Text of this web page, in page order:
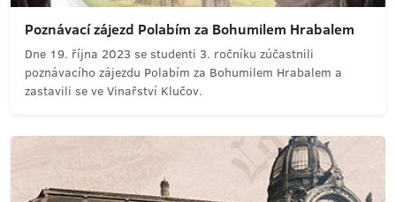
Poznávací zájezd Polabím za Bohumilem Hrabalem
Dne 19. října 2023 se studenti 3. ročníku zúčastnili
poznávacího zájezdu Polabím za Bohumilem Hrabalem a
zastavili se ve Vinařství Klučov.